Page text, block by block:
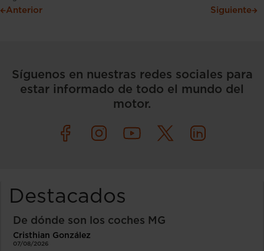
Anterior Siguiente
Síguenos en nuestras redes sociales para
estar informado de todo el mundo del
motor.
Destacados
De dónde son los coches MG
Cristhian González
07/08/2026